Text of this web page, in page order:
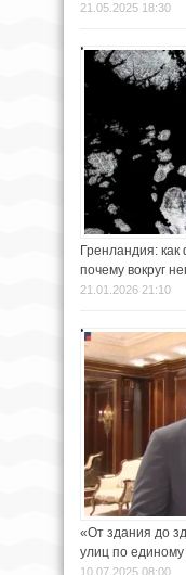
21.05.2025 18:30
Гренландия:
почему вокруг
21.01.2026 21:10
«От здания до
улиц по единому
10.07.2025 08:00